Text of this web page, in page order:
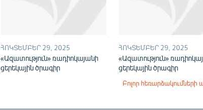
ՀՈԿՏԵՄԲԵՐ 29, 2025
«Ազատություն» ռադիոկայանի
ցերեկային ծրագիր
ՀՈԿՏԵՄԲԵՐ 29, 2025
«Ազատություն»
ցերեկային ծրագիր
Բոլոր հեռարձակումների